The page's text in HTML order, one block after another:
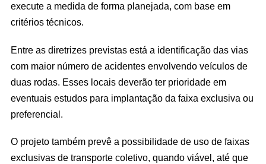
execute a medida de forma planejada, com base em
critérios técnicos.
Entre as diretrizes previstas está a identificação das vias
com maior número de acidentes envolvendo veículos de
duas rodas. Esses locais deverão ter prioridade em
eventuais estudos para implantação da faixa exclusiva ou
preferencial.
O projeto também prevê a possibilidade de uso de faixas
exclusivas de transporte coletivo, quando viável, até que